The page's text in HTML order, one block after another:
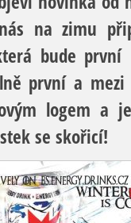
na zimu
bude první
první a
logem a
se skořicí!